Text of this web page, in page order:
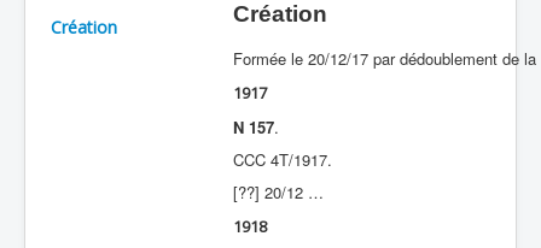
Création
Création
Formée le 20/12/17 par dédoublement de la
1917
N 157.
CCC 4T/1917.
[??] 20/12 …
1918